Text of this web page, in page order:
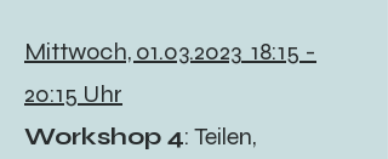
Mittwoch, 01.03.2023 18:15 -
20:15 Uhr
Workshop 4: Teilen,